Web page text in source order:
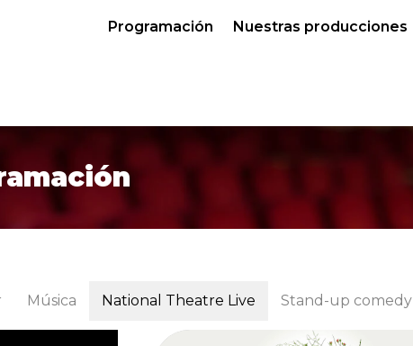
Programación Nuestras producciones
Música National Theatre Live Stand-up comedy